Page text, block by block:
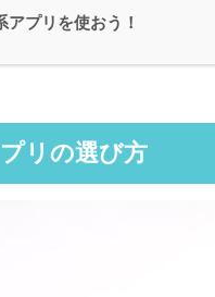
プリを使おう！
リの選び方